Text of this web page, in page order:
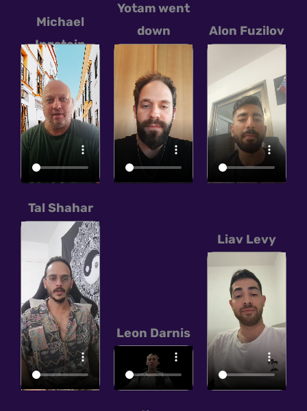
Michael
Inzstein
Yotam went
down
Alon Fuzilov
Tal Shahar
Leon Darnis
Liav Levy